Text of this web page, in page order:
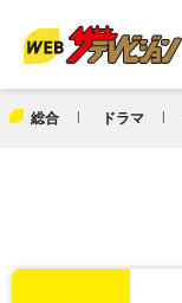
総合 ドラマ